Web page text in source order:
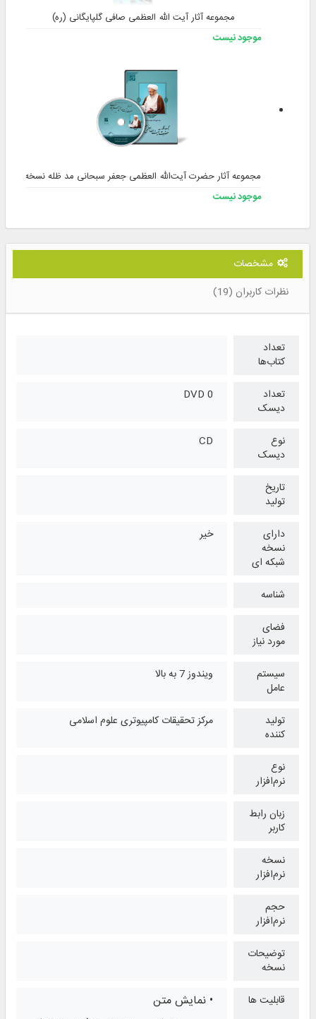
مجموعه آثار آیت الله العظمی صافی گلپایگانی (ره)
موجود نیست
مجموعه آثار حضرت آیت‌الله العظمی جعفر سبحانی مد ظله نسخه 3
موجود نیست
مشخصات
نظرات کاربران (19)
تعداد
کتاب‌ها
تعداد
دیسک
0 DVD
نوع
دیسک
CD
تاریخ
تولید
دارای
نسخه
شبکه ای
خیر
شناسه
فضای
مورد نیاز
سیستم
عامل
ویندوز 7 به بالا
تولید
کننده
مرکز تحقیقات کامپیوتری علوم اسلامی
نوع
نرم‌افزار
زبان رابط
کاربر
نسخه
نرم‌افزار
حجم
نرم‌افزار
توضیحات
نسخه
قابلیت ها
• نمایش متن